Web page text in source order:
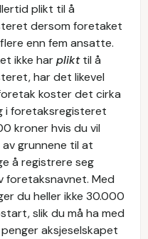
plikt til å
dersom foretaket
enn fem ansatte.
ikke harplikttil å
har det likevel
koster det cirka
i foretaksregisteret
kroner hvis du vil
grunnene til at
å registrere seg
foretaksnavnet. Med
du heller ikke 30.000
slik du må ha med
aksjeselskapet